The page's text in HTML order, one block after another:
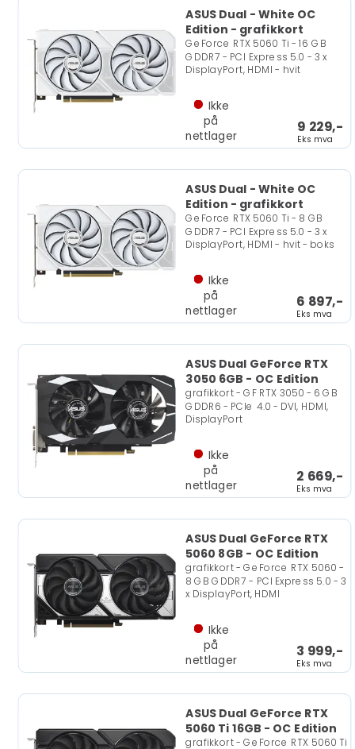
ASUS Dual - White OC
Edition - grafikkort
GeForce RTX 5060 Ti - 16 GB
GDDR7 - PCI Express 5.0 - 3 x
DisplayPort, HDMI - hvit
9 229,-
Eks mva
Ikke
på
nettlager
ASUS Dual - White OC
Edition - grafikkort
GeForce RTX 5060 Ti - 8 GB
GDDR7 - PCI Express 5.0 - 3 x
DisplayPort, HDMI - hvit - boks
6 897,-
Eks mva
Ikke
på
nettlager
ASUS Dual GeForce RTX
3050 6GB - OC Edition
grafikkort - GF RTX 3050 - 6 GB
GDDR6 - PCIe 4.0 - DVI, HDMI,
DisplayPort
2 669,-
Eks mva
Ikke
på
nettlager
ASUS Dual GeForce RTX
5060 8GB - OC Edition
grafikkort - GeForce RTX 5060 -
8 GB GDDR7 - PCI Express 5.0 - 3
x DisplayPort, HDMI
3 999,-
Eks mva
Ikke
på
nettlager
ASUS Dual GeForce RTX
5060 Ti 16GB - OC Edition
grafikkort - GeForce RTX 5060 Ti